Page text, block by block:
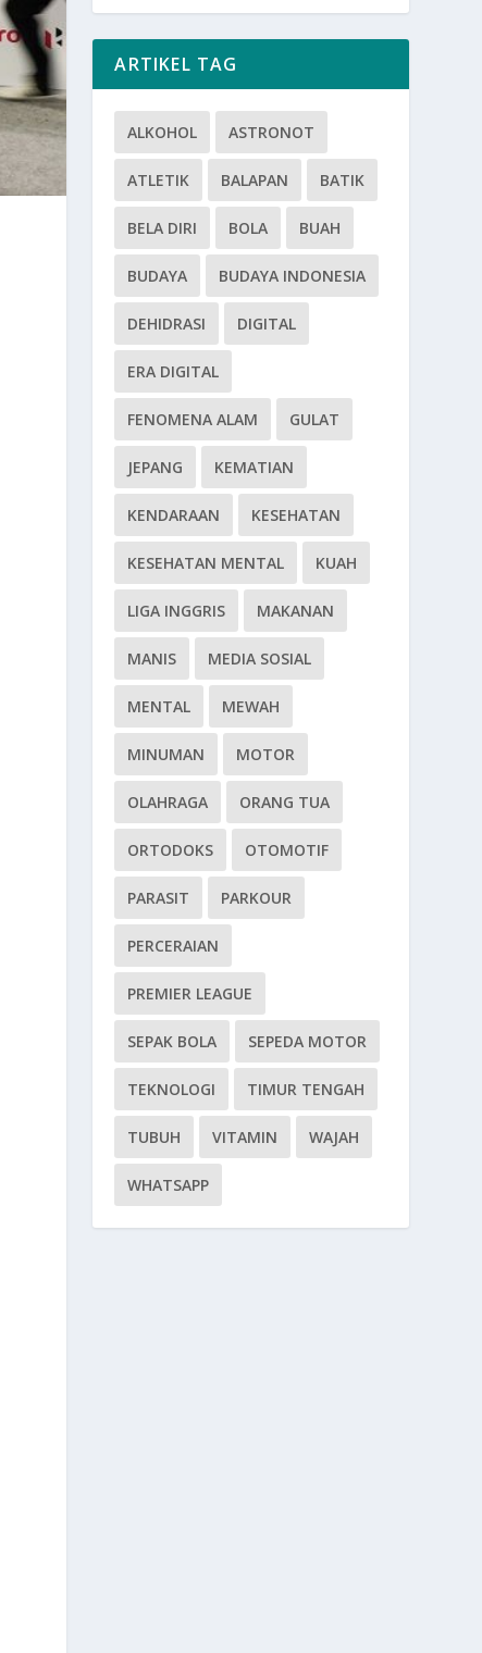
ARTIKEL TAG
ALKOHOL ASTRONOT
ATLETIK BALAPAN BATIK
BELA DIRI BOLA BUAH
BUDAYA BUDAYA INDONESIA
DEHIDRASI DIGITAL
ERA DIGITAL
FENOMENA ALAM GULAT
JEPANG KEMATIAN
KENDARAAN KESEHATAN
KESEHATAN MENTAL KUAH
LIGA INGGRIS MAKANAN
MANIS MEDIA SOSIAL
MENTAL MEWAH
MINUMAN MOTOR
OLAHRAGA ORANG TUA
ORTODOKS OTOMOTIF
PARASIT PARKOUR
PERCERAIAN
PREMIER LEAGUE
SEPAK BOLA SEPEDA MOTOR
TEKNOLOGI TIMUR TENGAH
TUBUH VITAMIN WAJAH
WHATSAPP